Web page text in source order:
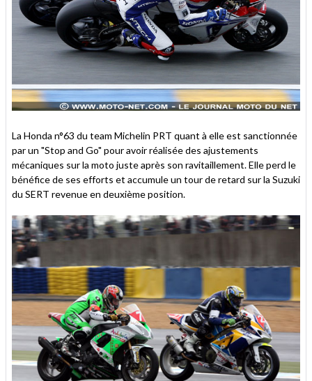
La Honda n°63 du team Michelin PRT quant à elle est sanctionnée
par un "Stop and Go" pour avoir réalisée des ajustements
mécaniques sur la moto juste après son ravitaillement. Elle perd le
bénéfice de ses efforts et accumule un tour de retard sur la Suzuki
du SERT revenue en deuxième position.